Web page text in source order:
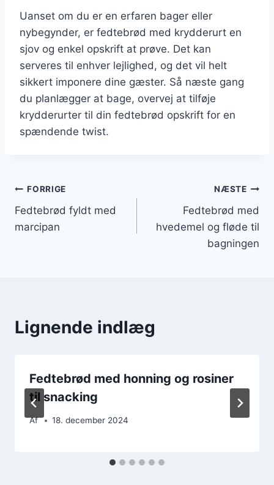
Uanset om du er en erfaren bager eller
nybegynder, er fedtebrød med krydderurt en
sjov og enkel opskrift at prøve. Det kan
serveres til enhver lejlighed, og det vil helt
sikkert imponere dine gæster. Så næste gang
du planlægger at bage, overvej at tilføje
krydderurter til din fedtebrød opskrift for en
spændende twist.
Indlægsnavigation
FORRIGE
Fedtebrød fyldt med
marcipan
NÆSTE
Fedtebrød med
hvedemel og fløde til
bagningen
Lignende indlæg
Fedtebrød med honning og rosiner
til snacking
Af 18. december 2024